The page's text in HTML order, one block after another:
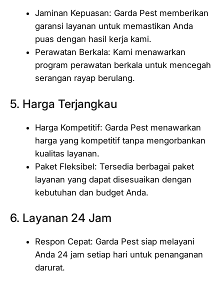
Jaminan Kepuasan: Garda Pest memberikan
garansi layanan untuk memastikan Anda
puas dengan hasil kerja kami.
Perawatan Berkala: Kami menawarkan
program perawatan berkala untuk mencegah
serangan rayap berulang.
5. Harga Terjangkau
Harga Kompetitif: Garda Pest menawarkan
harga yang kompetitif tanpa mengorbankan
kualitas layanan.
Paket Fleksibel: Tersedia berbagai paket
layanan yang dapat disesuaikan dengan
kebutuhan dan budget Anda.
6. Layanan 24 Jam
Respon Cepat: Garda Pest siap melayani
Anda 24 jam setiap hari untuk penanganan
darurat.